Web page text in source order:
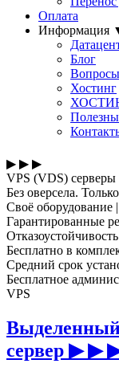
Оплата
Информация
Блог
Хостинг
▶ ▶ ▶
VPS (VDS) серверы
Без оверсела.
Своё оборудование |
Гарантированные
Отказоустойчивость
Бесплатно в
Средний срок
Бесплатное
VPS
сервер ▶ ▶